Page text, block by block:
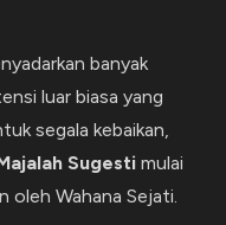
banyak
luar biasa yang
segala kebaikan,
Sugesti mulai
oleh Wahana Sejati.